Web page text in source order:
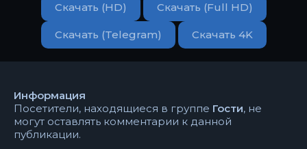
Скачать (HD) Скачать (Full HD)
Скачать (Telegram) Скачать 4K
Информация
Посетители, находящиеся в группе Гости, не
могут оставлять комментарии к данной
публикации.